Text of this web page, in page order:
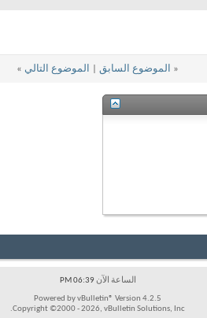
« الموضوع السابق الموضوع التالي »
الساعة الآن06:39 PM
Powered by vBulletin® Version 4.2.5
Copyright ©2000 - 2026, vBulletin Solutions, Inc.